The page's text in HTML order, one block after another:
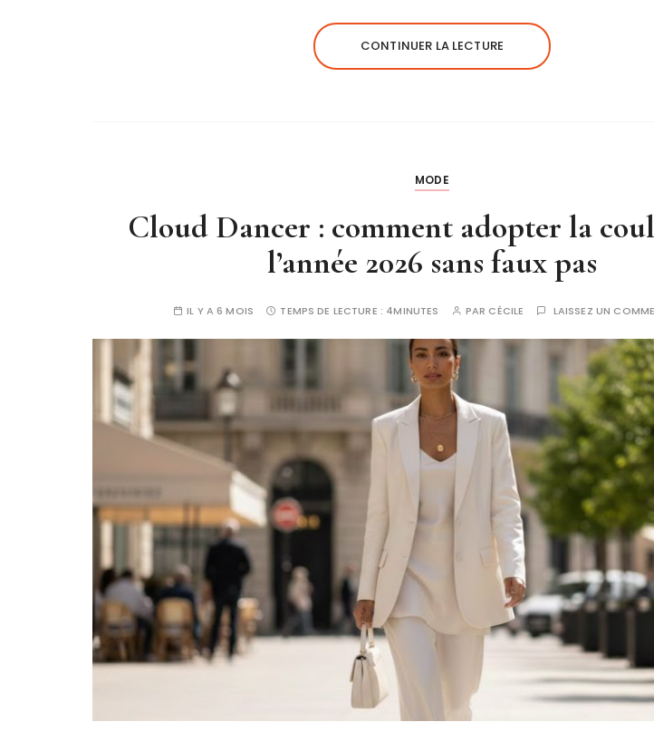
CONTINUER LA LECTURE
MODE
Cloud Dancer : comment adopter la
l’année 2026 sans faux pas
IL Y A 6 MOIS TEMPS DE LECTURE : 4MINUTES PAR CÉCILE LAISSEZ UN